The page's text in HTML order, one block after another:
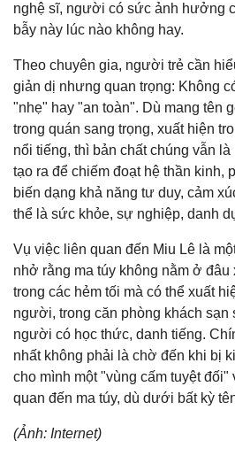
nghệ sĩ, người có sức ảnh hưởng
bẫy này lúc nào không hay.
Theo chuyên gia, người trẻ cần
giản dị nhưng quan trọng: Không
"nhẹ" hay "an toàn". Dù mang tên
trong quán sang trọng, xuất hiện
nổi tiếng, thì bản chất chúng vẫn
tạo ra để chiếm đoạt hệ thần kinh,
biến dạng khả năng tư duy, cảm
thể là sức khỏe, sự nghiệp, danh
Vụ việc liên quan đến Miu Lê là
nhở rằng ma túy không nằm ở đâu
trong các hẻm tối mà có thể xuất
người, trong căn phòng khách sạn
người có học thức, danh tiếng.
nhất không phải là chờ đến khi bị
cho mình một "vùng cấm tuyệt
quan đến ma túy, dù dưới bất kỳ
(Ảnh: Internet)